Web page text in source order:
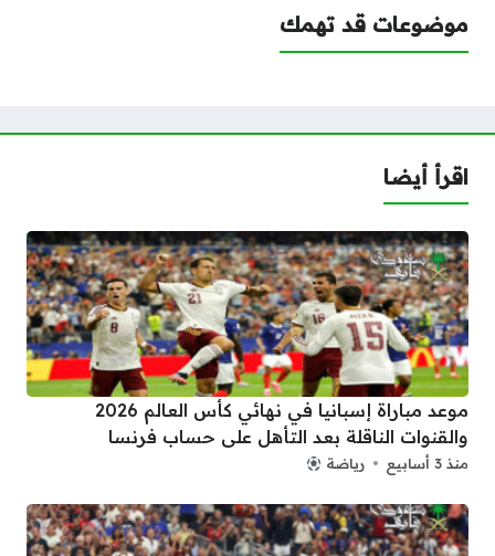
موضوعات قد تهمك
اقرأ أيضا
موعد مباراة إسبانيا في نهائي كأس العالم 2026
والقنوات الناقلة بعد التأهل على حساب فرنسا
منذ 3 أسابيع رياضة